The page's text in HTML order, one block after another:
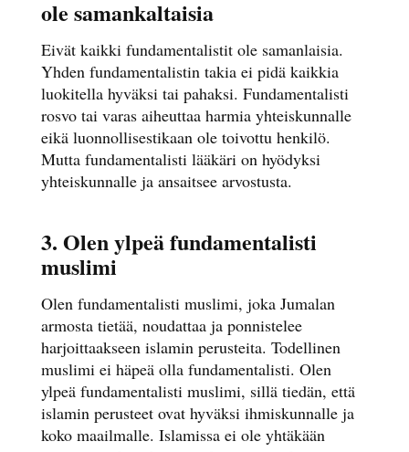
ole samankaltaisia
Eivät kaikki fundamentalistit ole samanlaisia.
Yhden fundamentalistin takia ei pidä kaikkia
luokitella hyväksi tai pahaksi. Fundamentalisti
rosvo tai varas aiheuttaa harmia yhteiskunnalle
eikä luonnollisestikaan ole toivottu henkilö.
Mutta fundamentalisti lääkäri on hyödyksi
yhteiskunnalle ja ansaitsee arvostusta.
3. Olen ylpeä fundamentalisti
muslimi
Olen fundamentalisti muslimi, joka Jumalan
armosta tietää, noudattaa ja ponnistelee
harjoittaakseen islamin perusteita. Todellinen
muslimi ei häpeä olla fundamentalisti. Olen
ylpeä fundamentalisti muslimi, sillä tiedän, että
islamin perusteet ovat hyväksi ihmiskunnalle ja
koko maailmalle. Islamissa ei ole yhtäkään